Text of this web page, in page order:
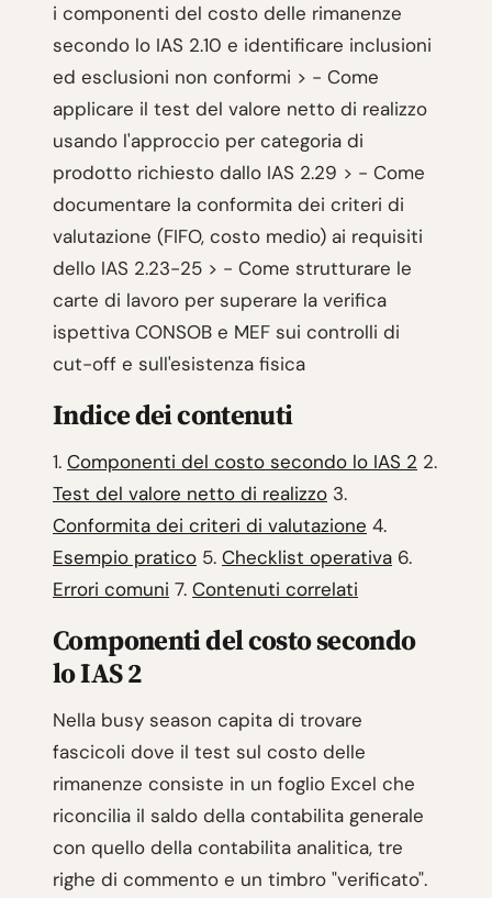
i componenti del costo delle rimanenze
secondo lo IAS 2.10 e identificare inclusioni
ed esclusioni non conformi > - Come
applicare il test del valore netto di realizzo
usando l'approccio per categoria di
prodotto richiesto dallo IAS 2.29 > - Come
documentare la conformita dei criteri di
valutazione (FIFO, costo medio) ai requisiti
dello IAS 2.23-25 > - Come strutturare le
carte di lavoro per superare la verifica
ispettiva CONSOB e MEF sui controlli di
cut-off e sull'esistenza fisica
Indice dei contenuti
1. Componenti del costo secondo lo IAS 2 2.
Test del valore netto di realizzo 3.
Conformita dei criteri di valutazione 4.
Esempio pratico 5. Checklist operativa 6.
Errori comuni 7. Contenuti correlati
Componenti del costo secondo
lo IAS 2
Nella busy season capita di trovare
fascicoli dove il test sul costo delle
rimanenze consiste in un foglio Excel che
riconcilia il saldo della contabilita generale
con quello della contabilita analitica, tre
righe di commento e un timbro "verificato".